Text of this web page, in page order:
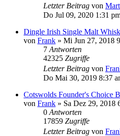
Letzter Beitrag von
Do Jul 09, 2020 1:31
Dingle Irish Single Malt
von Frank » Mi Jun 27, 2018
7 Antworten
42325 Zugriffe
Letzter Beitrag von
Do Mai 30, 2019 8:37
Cotswolds Founder's Choice
von Frank » Sa Dez 29, 2018
0 Antworten
17859 Zugriffe
Letzter Beitrag von